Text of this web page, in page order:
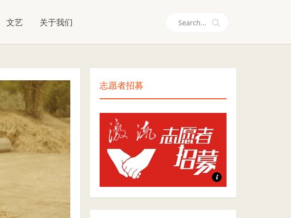
文艺 关于我们
志愿者招募
志愿者招募